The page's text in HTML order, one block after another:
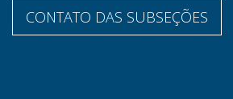
CONTATO DAS SUBSEÇÕES